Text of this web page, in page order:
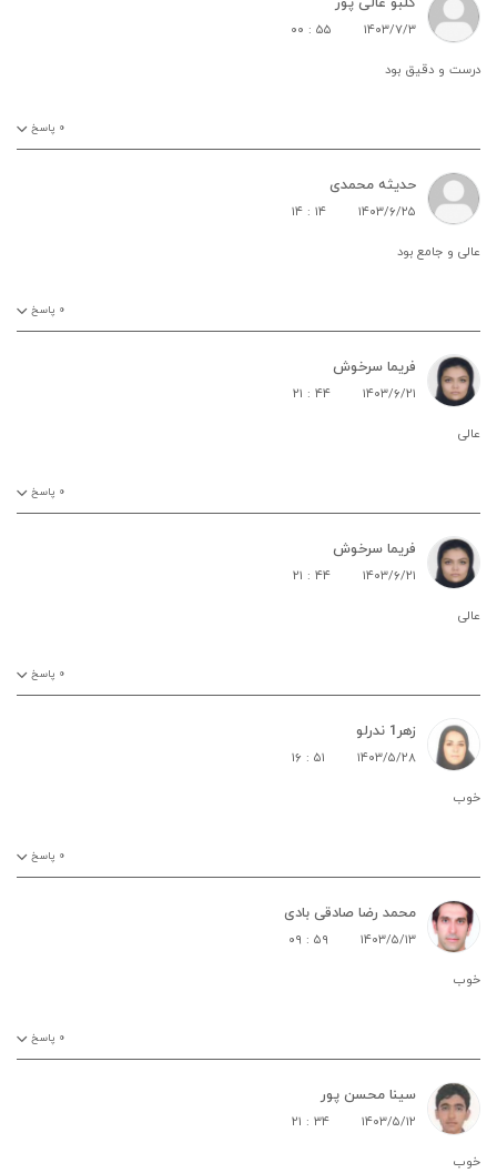
۱۴۰۳/۷/۳ ۰۰ : ۵۵
درست و دقیق بود
۰ پاسخ
حدیثه محمدی
۱۴۰۳/۶/۲۵ ۱۴ : ۱۴
عالی و جامع بود
۰ پاسخ
فریما سرخوش
۱۴۰۳/۶/۲۱ ۲۱ : ۴۴
عالی
۰ پاسخ
فریما سرخوش
۱۴۰۳/۶/۲۱ ۲۱ : ۴۴
عالی
۰ پاسخ
زهر1 ندرلو
۱۴۰۳/۵/۲۸ ۱۶ : ۵۱
خوب
۰ پاسخ
محمد رضا صادقی بادی
۱۴۰۳/۵/۱۳ ۰۹ : ۵۹
خوب
۰ پاسخ
سینا محسن پور
۱۴۰۳/۵/۱۲ ۲۱ : ۳۴
خوب